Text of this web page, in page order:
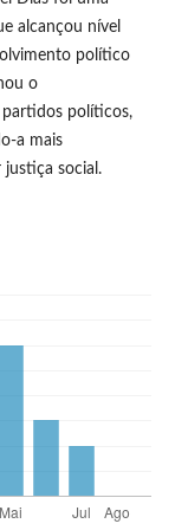
alcançou nível
político
o
partidos políticos,
a mais
justiça social.